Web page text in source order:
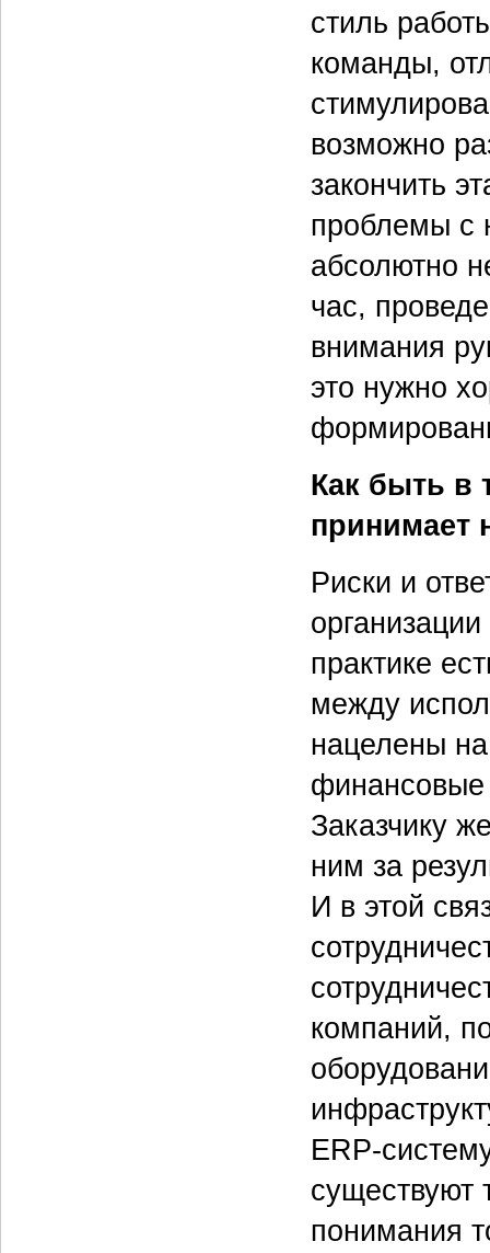
стиль
команды,
возможно
закончить
проблемы с
абсолютно
час,
внимания
это нужно
Как быть в
принимает
Риски и
практике
между
нацелены
финансовые
Заказчику
ним за
И в этой
компаний,
ERP-
существуют
понимания